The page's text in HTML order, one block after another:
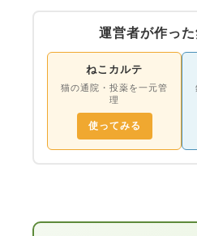
運営者が作っ
ねこカルテ
猫の通院・投薬を一元管
理
使ってみる